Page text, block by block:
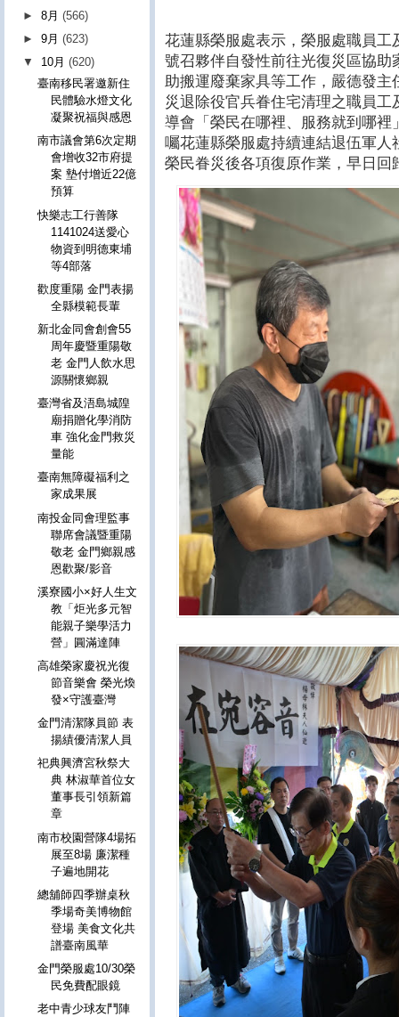
花蓮縣榮服處表示，榮服處職員
號召夥伴自發性前往光復災區協
助搬運廢棄家具等工作，嚴德發
災退除役官兵眷住宅清理之職員
導會「榮民在哪裡、服務就到哪
囑花蓮縣榮服處持續連結退伍軍
榮民眷災後各項復原作業，早日回
►8月(566)
►9月(623)
▼ 10月(620)
臺南移民署邀新住
民體驗水燈文化
凝聚祝福與感恩
南市議會第6次定期
會增收32市府提
案 墊付增近22億
預算
快樂志工行善隊
1141024送愛心
物資到明德東埔
等4部落
歡度重陽 金門表揚
全縣模範長輩
新北金同會創會55
周年慶暨重陽敬
老 金門人飲水思
源關懷鄉親
臺灣省及浯島城隍
廟捐贈化學消防
車 強化金門救災
量能
臺南無障礙福利之
家成果展
南投金同會理監事
聯席會議暨重陽
敬老 金門鄉親感
恩歡聚/影音
溪寮國小×好人生文
教「炬光多元智
能親子樂學活力
營」圓滿達陣
高雄榮家慶祝光復
節音樂會 榮光煥
發×守護臺灣
金門清潔隊員節 表
揚績優清潔人員
祀典興濟宮秋祭大
典 林淑華首位女
董事長引領新篇
章
南市校園營隊4場拓
展至8場 廉潔種
子遍地開花
總舖師四季辦桌秋
季場奇美博物館
登場 美食文化共
譜臺南風華
金門榮服處10/30榮
民免費配眼鏡
老中青少球友鬥陣